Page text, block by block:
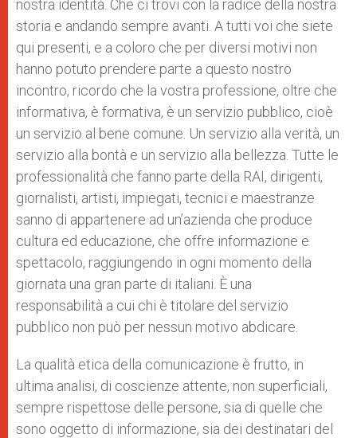
nostra identità. Che ci trovi con la radice della nostra
storia e andando sempre avanti. A tutti voi che siete
qui presenti, e a coloro che per diversi motivi non
hanno potuto prendere parte a questo nostro
incontro, ricordo che la vostra professione, oltre che
informativa, è formativa, è un servizio pubblico, cioè
un servizio al bene comune. Un servizio alla verità, un
servizio alla bontà e un servizio alla bellezza. Tutte le
professionalità che fanno parte della RAI, dirigenti,
giornalisti, artisti, impiegati, tecnici e maestranze
sanno di appartenere ad un’azienda che produce
cultura ed educazione, che offre informazione e
spettacolo, raggiungendo in ogni momento della
giornata una gran parte di italiani. È una
responsabilità a cui chi è titolare del servizio
pubblico non può per nessun motivo abdicare.
La qualità etica della comunicazione è frutto, in
ultima analisi, di coscienze attente, non superficiali,
sempre rispettose delle persone, sia di quelle che
sono oggetto di informazione, sia dei destinatari del